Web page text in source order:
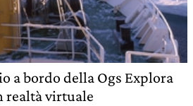
a bordo della Ogs Explora
realtà virtuale